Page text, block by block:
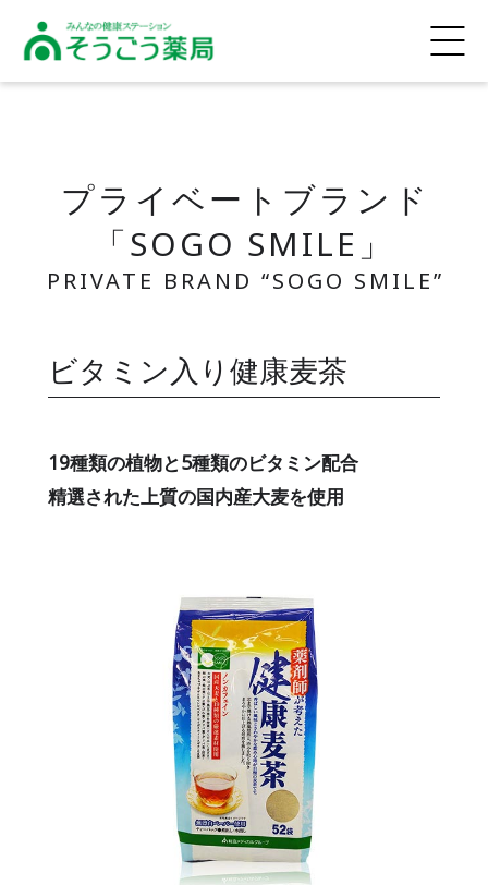
そうごう薬局
プライベートブランド
「SOGO SMILE」
ビタミン入り健康麦茶
19種類の植物と5種類のビタミン配合
精選された上質の国内産大麦を使用